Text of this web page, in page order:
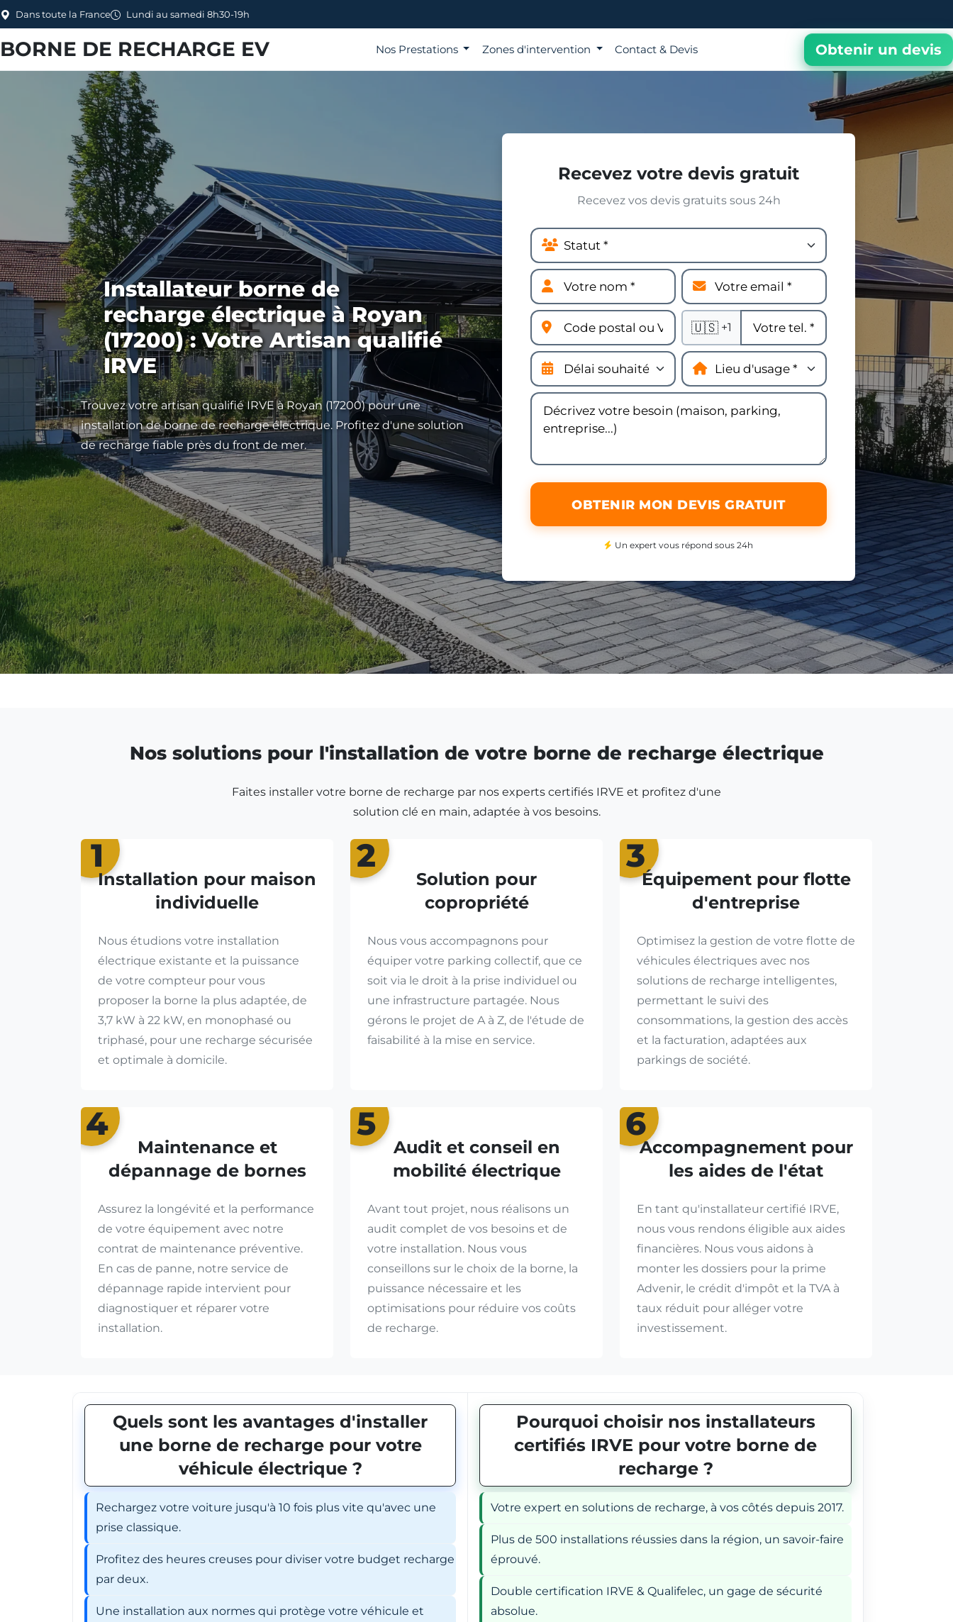
Dans toute la France Lundi au samedi 8h30-19h
BORNE DE RECHARGE EV Nos Prestations Zones d'intervention Contact & Devis Obtenir un devis
Installateur borne de
recharge électrique à Royan
(17200) : Votre Artisan qualifié
IRVE
Trouvez votre artisan qualifié IRVE à Royan (17200) pour une
installation de borne de recharge électrique. Profitez d'une solution
de recharge fiable près du front de mer.
Recevez votre devis gratuit
Recevez vos devis gratuits sous 24h
🇺🇸 +1
OBTENIR MON DEVIS GRATUIT
Un expert vous répond sous 24h
Nos solutions pour l'installation de votre borne de recharge électrique
Faites installer votre borne de recharge par nos experts certifiés IRVE et profitez d'une
solution clé en main, adaptée à vos besoins.
1
Installation pour maison
individuelle
Nous étudions votre installation
électrique existante et la puissance
de votre compteur pour vous
proposer la borne la plus adaptée, de
3,7 kW à 22 kW, en monophasé ou
triphasé, pour une recharge sécurisée
et optimale à domicile.
2
Solution pour
copropriété
Nous vous accompagnons pour
équiper votre parking collectif, que ce
soit via le droit à la prise individuel ou
une infrastructure partagée. Nous
gérons le projet de A à Z, de l'étude de
faisabilité à la mise en service.
3
Équipement pour flotte
d'entreprise
Optimisez la gestion de votre flotte de
véhicules électriques avec nos
solutions de recharge intelligentes,
permettant le suivi des
consommations, la gestion des accès
et la facturation, adaptées aux
parkings de société.
4
Maintenance et
dépannage de bornes
Assurez la longévité et la performance
de votre équipement avec notre
contrat de maintenance préventive.
En cas de panne, notre service de
dépannage rapide intervient pour
diagnostiquer et réparer votre
installation.
5
Audit et conseil en
mobilité électrique
Avant tout projet, nous réalisons un
audit complet de vos besoins et de
votre installation. Nous vous
conseillons sur le choix de la borne, la
puissance nécessaire et les
optimisations pour réduire vos coûts
de recharge.
6
Accompagnement pour
les aides de l'état
En tant qu'installateur certifié IRVE,
nous vous rendons éligible aux aides
financières. Nous vous aidons à
monter les dossiers pour la prime
Advenir, le crédit d'impôt et la TVA à
taux réduit pour alléger votre
investissement.
Quels sont les avantages d'installer
une borne de recharge pour votre
véhicule électrique ?
Rechargez votre voiture jusqu'à 10 fois plus vite qu'avec une
prise classique.
Profitez des heures creuses pour diviser votre budget recharge
par deux.
Une installation aux normes qui protège votre véhicule et
Pourquoi choisir nos installateurs
certifiés IRVE pour votre borne de
recharge ?
Votre expert en solutions de recharge, à vos côtés depuis 2017.
Plus de 500 installations réussies dans la région, un savoir-faire
éprouvé.
Double certification IRVE & Qualifelec, un gage de sécurité
absolue.